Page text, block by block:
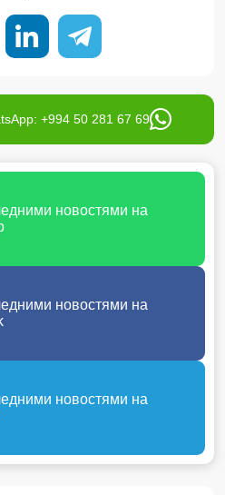
+994 50 281 67 69
новостями на
новостями на
новостями на